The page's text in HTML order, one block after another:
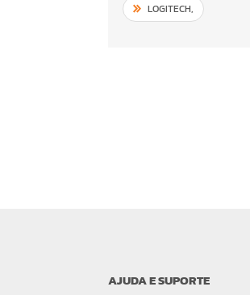
LOGITECH,
AJUDA E SUPORTE